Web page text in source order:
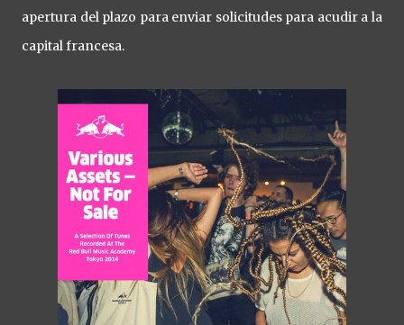
apertura del plazo para enviar solicitudes para acudir a la
capital francesa.